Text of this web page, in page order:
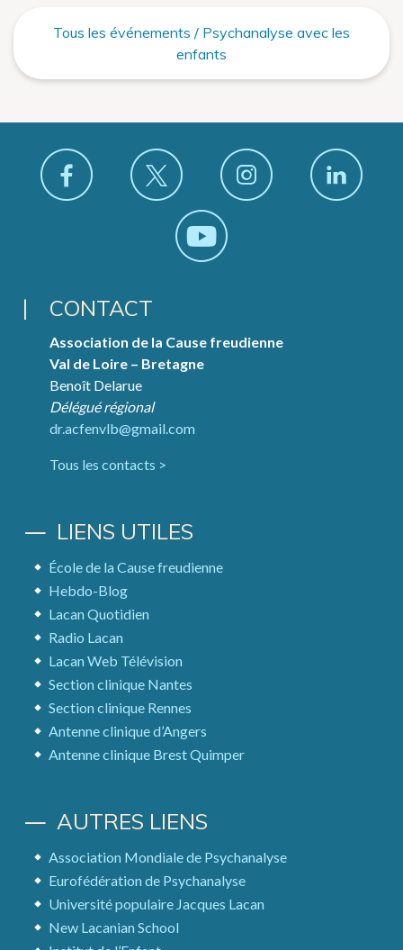
Tous les événements / Psychanalyse avec les
enfants
CONTACT
Association de la Cause freudienne
Val de Loire – Bretagne
Benoît Delarue
Délégué régional
dr.acfenvlb@gmail.com
Tous les contacts >
LIENS UTILES
École de la Cause freudienne
Hebdo-Blog
Lacan Quotidien
Radio Lacan
Lacan Web Télévision
Section clinique Nantes
Section clinique Rennes
Antenne clinique d’Angers
Antenne clinique Brest Quimper
AUTRES LIENS
Association Mondiale de Psychanalyse
Eurofédération de Psychanalyse
Université populaire Jacques Lacan
New Lacanian School